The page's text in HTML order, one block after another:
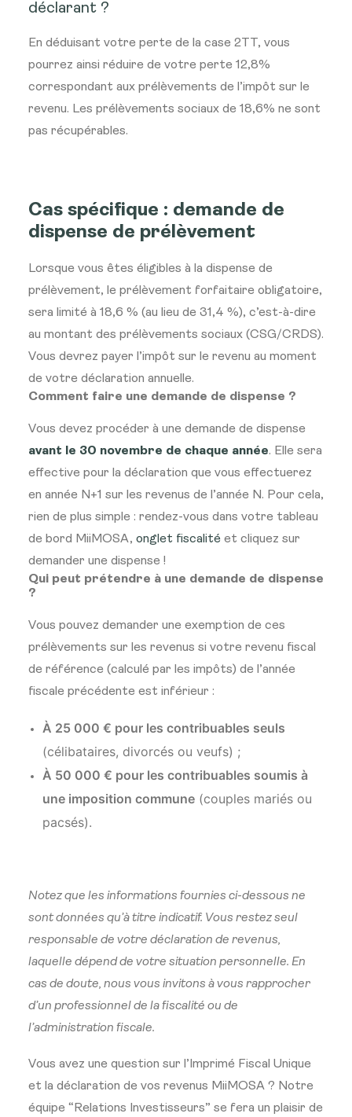
déclarant ?
En déduisant votre perte de la case 2TT, vous
pourrez ainsi réduire de votre perte 12,8%
correspondant aux prélèvements de l’impôt sur le
revenu. Les prélèvements sociaux de 18,6% ne sont
pas récupérables.
Cas spécifique : demande de
dispense de prélèvement
Lorsque vous êtes éligibles à la dispense de
prélèvement, le prélèvement forfaitaire obligatoire,
sera limité à 18,6 % (au lieu de 31,4 %), c’est-à-dire
au montant des prélèvements sociaux (CSG/CRDS).
Vous devrez payer l’impôt sur le revenu au moment
de votre déclaration annuelle.
Comment faire une demande de dispense ?
Vous devez procéder à une demande de dispense
avant le 30 novembre de chaque année. Elle sera
effective pour la déclaration que vous effectuerez
en année N+1 sur les revenus de l’année N. Pour cela,
rien de plus simple : rendez-vous dans votre tableau
de bord MiiMOSA, onglet fiscalité et cliquez sur
demander une dispense !
Qui peut prétendre à une demande de dispense
?
Vous pouvez demander une exemption de ces
prélèvements sur les revenus si votre revenu fiscal
de référence (calculé par les impôts) de l’année
fiscale précédente est inférieur :
À 25 000 € pour les contribuables seuls
(célibataires, divorcés ou veufs) ;
À 50 000 € pour les contribuables soumis à
une imposition commune (couples mariés ou
pacsés).
Notez que les informations fournies ci-dessous ne
sont données qu’à titre indicatif. Vous restez seul
responsable de votre déclaration de revenus,
laquelle dépend de votre situation personnelle. En
cas de doute, nous vous invitons à vous rapprocher
d’un professionnel de la fiscalité ou de
l’administration fiscale.
Vous avez une question sur l’Imprimé Fiscal Unique
et la déclaration de vos revenus MiiMOSA ? Notre
équipe “Relations Investisseurs” se fera un plaisir de